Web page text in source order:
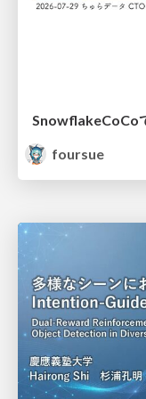
SnowflakeCoCo
foursue